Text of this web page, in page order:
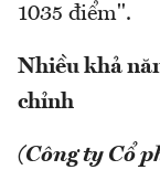
1035 điểm".
Nhiều khả
chỉnh
(Công ty Cổ